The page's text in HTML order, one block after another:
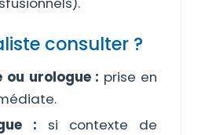
consulter ?
ou urologue : prise en
: si contexte de